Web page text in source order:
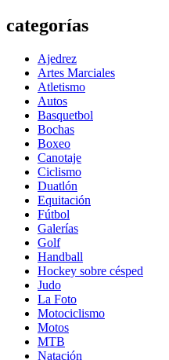
categorías
Ajedrez
Artes Marciales
Atletismo
Autos
Basquetbol
Bochas
Boxeo
Canotaje
Ciclismo
Duatlón
Equitación
Fútbol
Galerías
Golf
Handball
Hockey sobre césped
Judo
La Foto
Motociclismo
Motos
MTB
Natación